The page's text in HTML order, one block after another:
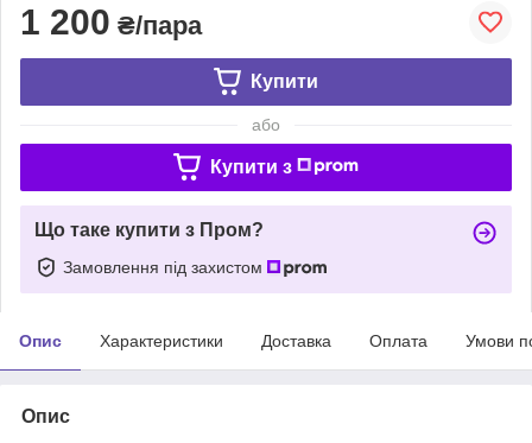
1 200 ₴/пара
Купити
або
Купити з
Що таке купити з Пром?
Замовлення під захистом
Опис Характеристики Доставка Оплата Умови
Опис